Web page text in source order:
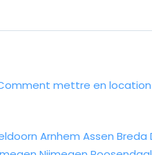
mettre en
Arnhem Assen Breda